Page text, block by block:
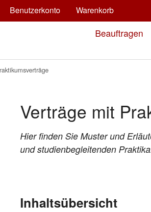
Benutzerkonto Warenkorb
Beauftragen
Verträge mit
Hier finden Sie Muster und
und studienbegleitenden
Inhaltsübersicht